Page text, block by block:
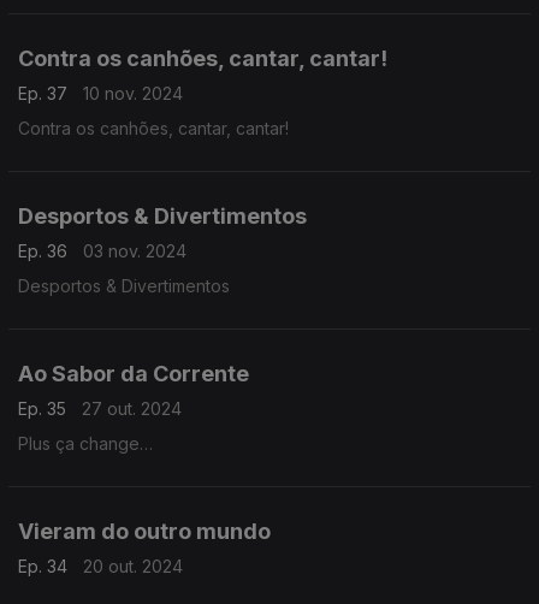
Contra os canhões, cantar, cantar!
Ep. 37
10 nov. 2024
Contra os canhões, cantar, cantar!
Desportos & Divertimentos
Ep. 36
03 nov. 2024
Desportos & Divertimentos
Ao Sabor da Corrente
Ep. 35
27 out. 2024
Plus ça change…
Vieram do outro mundo
Ep. 34 20 out. 2024